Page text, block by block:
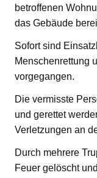
betroffenen
das Gebäude
Sofort sind
Menschenrettung
vorgegangen.
Die vermisste
und gerettet
Verletzungen an
Durch mehrere
Feuer gelöscht